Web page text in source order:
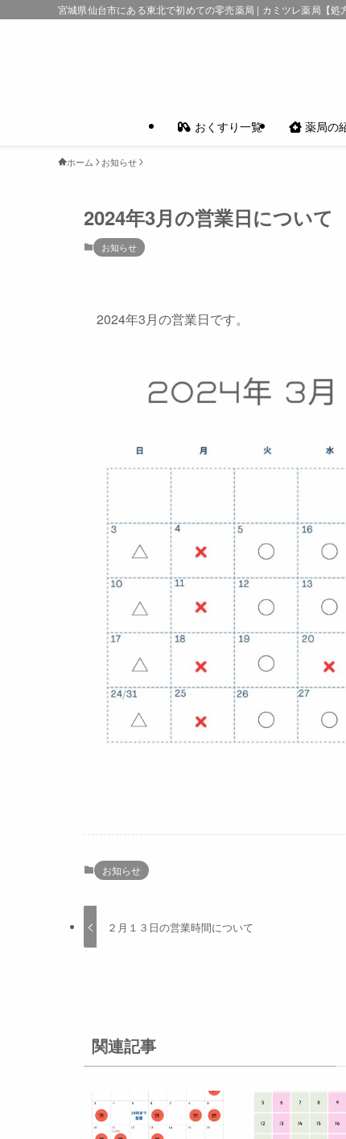
宮城県仙台市にある東北で初めての零売薬局 | カミツレ薬局【処
おくすり一覧 薬局の
ホーム お知らせ
2024年3月の営業日について
お知らせ
2024年3月の営業日です。
お知らせ
２月１３日の営業時間について
関連記事